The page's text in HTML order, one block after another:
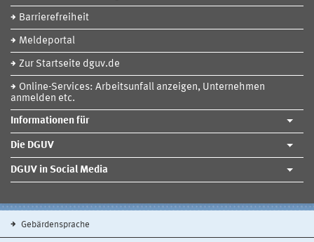
Barrierefreiheit
Meldeportal
Zur Startseite dguv.de
Online-Services: Arbeitsunfall anzeigen, Unternehmen
anmelden etc.
Informationen für
Die DGUV
DGUV in Social Media
Gebärdensprache